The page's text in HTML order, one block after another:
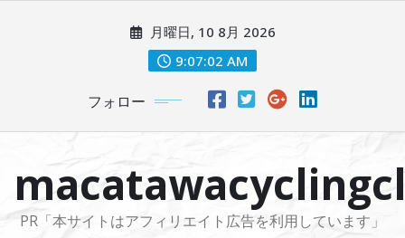
に
月曜日, 10 8月 2026
9:07:04 AM
フォロー
PR「本サイトはアフィリエイト広告を利用しています」